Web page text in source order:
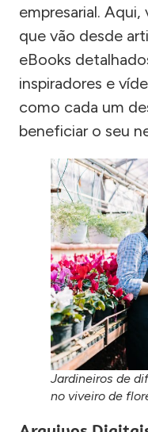
empresarial.
que vão desde
eBooks
inspiradores e
como cada um
beneficiar o seu
Jardineiros de
no viveiro de